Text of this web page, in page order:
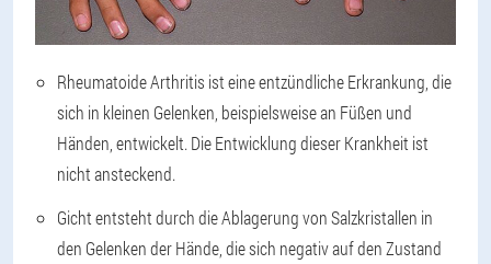
Rheumatoide Arthritis ist eine entzündliche Erkrankung, die
sich in kleinen Gelenken, beispielsweise an Füßen und
Händen, entwickelt. Die Entwicklung dieser Krankheit ist
nicht ansteckend.
Gicht entsteht durch die Ablagerung von Salzkristallen in
den Gelenken der Hände, die sich negativ auf den Zustand